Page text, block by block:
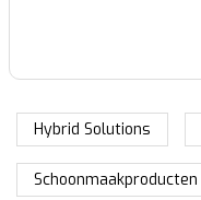
Hybrid Solutions
Schoonmaakproducten